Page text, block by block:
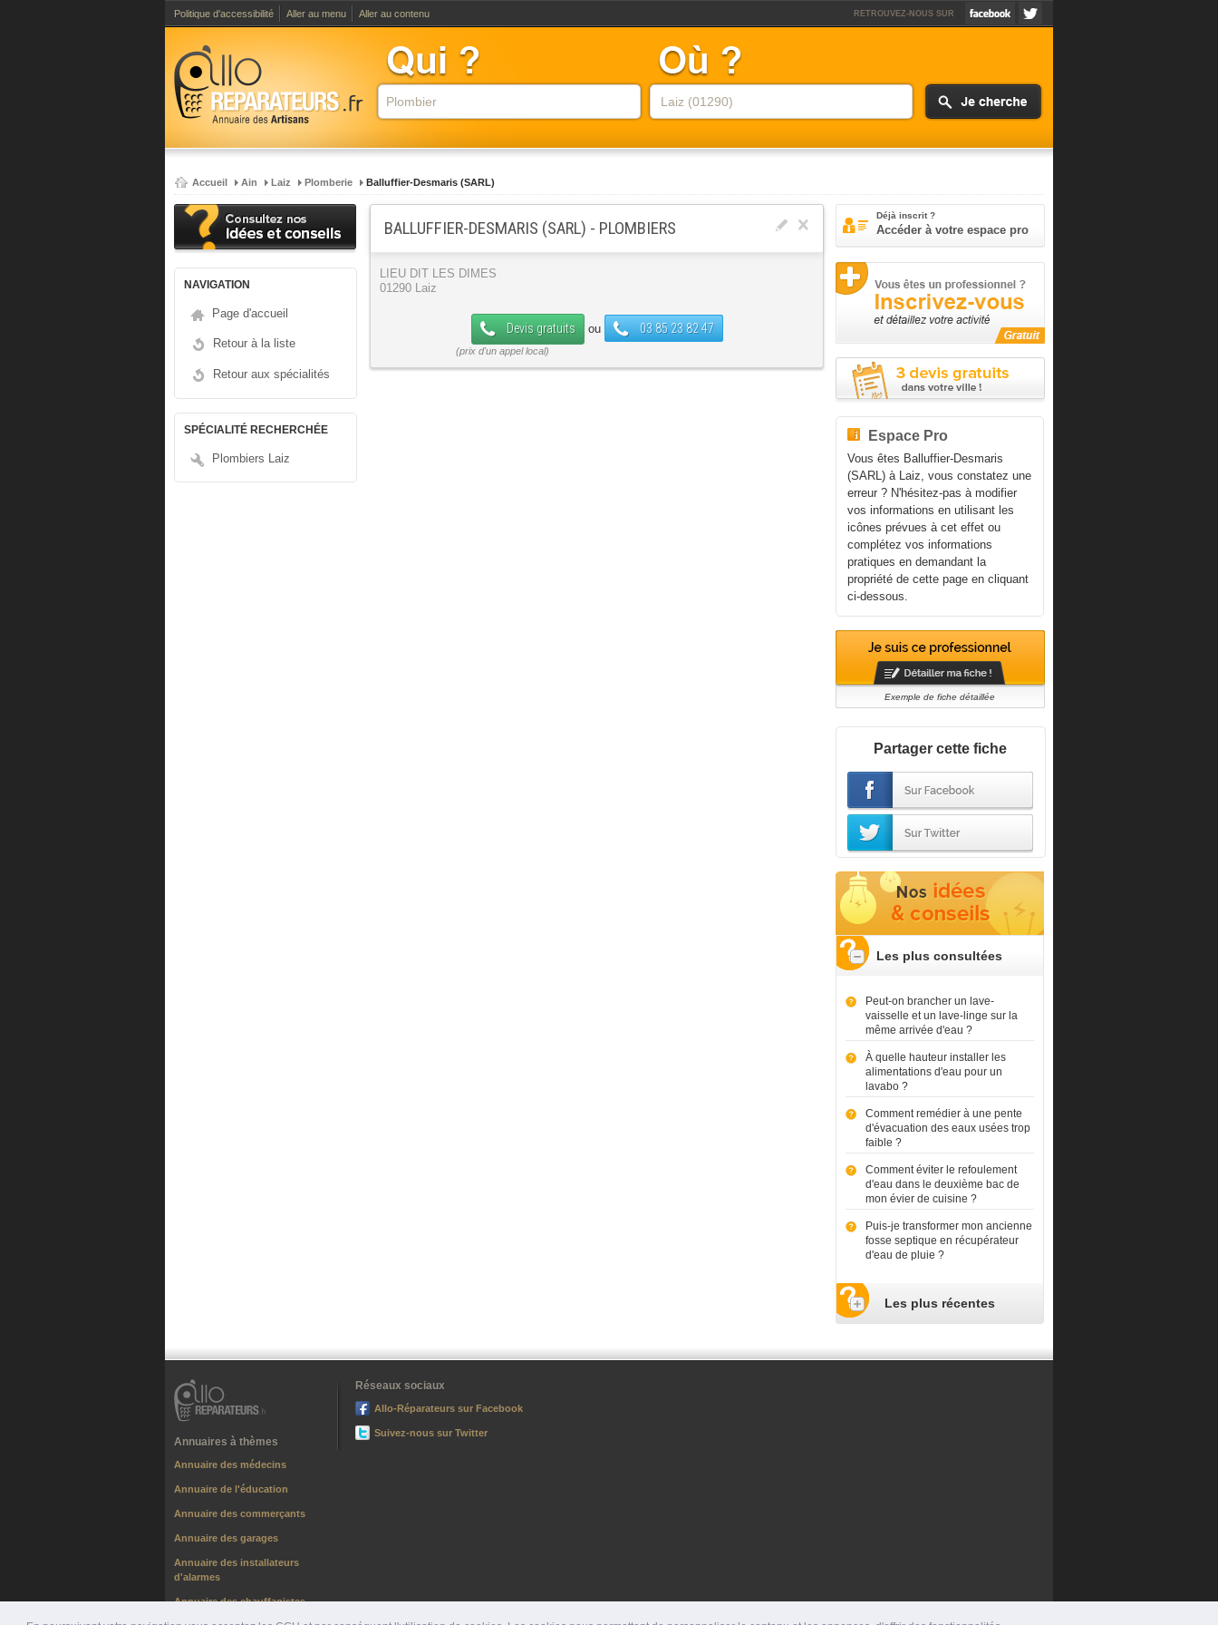
Politique d'accessibilité Aller au menu Aller au contenu RETROUVEZ-NOUS SUR
Accueil Ain Laiz Plomberie Balluffier-Desmaris (SARL)
NAVIGATION
Page d'accueil
Retour à la liste
Retour aux spécialités
SPÉCIALITÉ RECHERCHÉE
Plombiers Laiz
BALLUFFIER-DESMARIS (SARL) - PLOMBIERS
LIEU DIT LES DIMES
01290 Laiz
Devis gratuits ou 03 85 23 82 47
Déjà inscrit ?
Accéder à votre espace pro
Espace Pro
Vous êtes Balluffier-Desmaris
(SARL) à Laiz, vous constatez une
erreur ? N'hésitez-pas à modifier
vos informations en utilisant les
icônes prévues à cet effet ou
complétez vos informations
pratiques en demandant la
propriété de cette page en cliquant
ci-dessous.
Exemple de fiche détaillée
Partager cette fiche
Les plus consultées
Peut-on brancher un lave-
vaisselle et un lave-linge sur la
même arrivée d'eau ?
À quelle hauteur installer les
alimentations d'eau pour un
lavabo ?
Comment remédier à une pente
d'évacuation des eaux usées trop
faible ?
Comment éviter le refoulement
d'eau dans le deuxième bac de
mon évier de cuisine ?
Puis-je transformer mon ancienne
fosse septique en récupérateur
d'eau de pluie ?
Les plus récentes
Annuaires à thèmes
Annuaire des médecins
Annuaire de l'éducation
Annuaire des commerçants
Annuaire des garages
Annuaire des installateurs
d'alarmes
Annuaire des chauffagistes
Réseaux sociaux
Allo-Réparateurs sur Facebook
Suivez-nous sur Twitter